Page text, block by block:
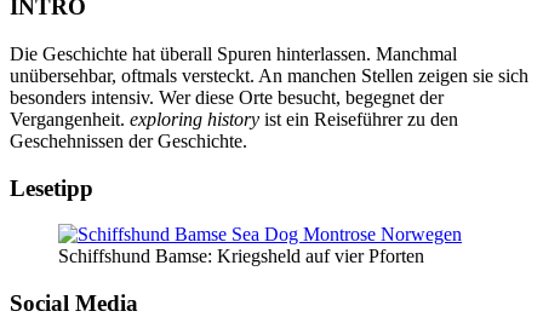
INTRO
Die Geschichte hat überall Spuren hinterlassen. Manchmal
unübersehbar, oftmals versteckt. An manchen Stellen zeigen sie sich
besonders intensiv. Wer diese Orte besucht, begegnet der
Vergangenheit. exploring history ist ein Reiseführer zu den
Geschehnissen der Geschichte.
Lesetipp
Schiffshund Bamse: Kriegsheld auf vier Pforten
Social Media